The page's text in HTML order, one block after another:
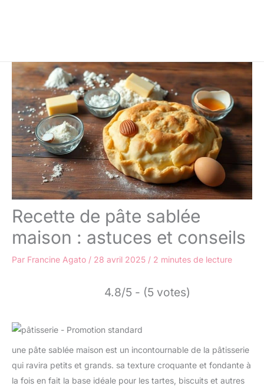
Recette de pâte sablée
maison : astuces et conseils
Par Francine Agato / 28 avril 2025 / 2 minutes de lecture
4.8/5 - (5 votes)
une pâte sablée maison est un incontournable de la pâtisserie
qui ravira petits et grands. sa texture croquante et fondante à
la fois en fait la base idéale pour les tartes, biscuits et autres